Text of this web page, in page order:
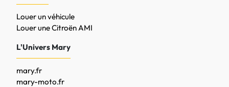
Louer un véhicule
Louer une Citroën AMI
L'Univers Mary
mary.fr
mary-moto.fr